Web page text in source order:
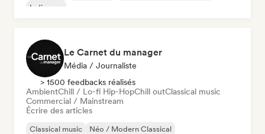
Indie pop
Le Carnet du manager
Média / Journaliste
> 1500 feedbacks réalisés
AmbientChill / Lo-fi Hip-HopChill outClassical music
Commercial / Mainstream
Écrire des articles
Classical music
Néo / Modern Classical